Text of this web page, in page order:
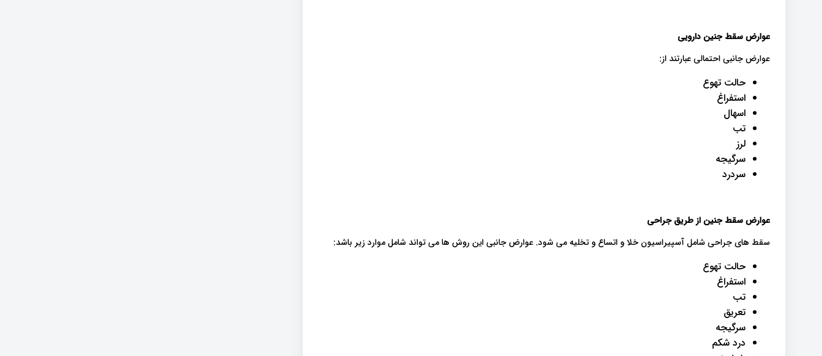
عوارضسقط جنین دارویی
عوارض جانبی احتمالی عبارتند از:
حالت تهوع
استفراغ
اسهال
تب
لرز
سرگیجه
سردرد
عوارض سقط جنین از طریق جراحی
سقط های جراحی شامل آسپیراسیون خلا و اتساع و تخلیه می شود. عوارض جانبی این روش ها می تواند شامل موارد زیر باشد:
حالت تهوع
استفراغ
تب
تعریق
سرگیجه
درد شکم